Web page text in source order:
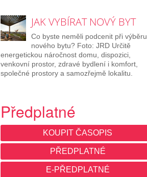
JAK VYBÍRAT NOVÝ BYT
Co byste neměli podcenit při výběru
nového bytu? Foto: JRD Určitě
energetickou náročnost domu, dispozici,
venkovní prostor, zdravé bydlení i komfort,
společné prostory a samozřejmě lokalitu.
Předplatné
KOUPIT ČASOPIS
PŘEDPLATNÉ
E-PŘEDPLATNÉ